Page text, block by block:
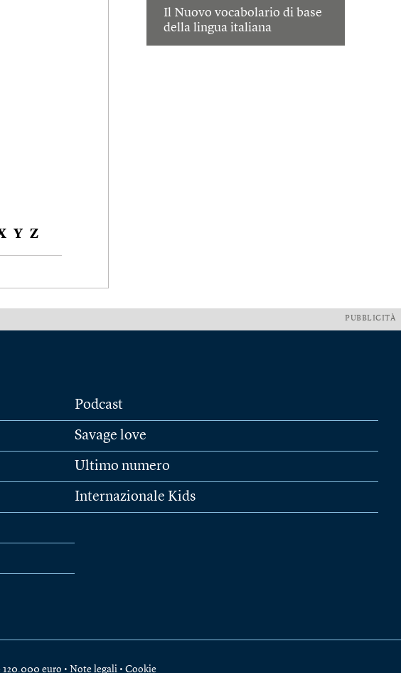
Il Nuovo vocabolario di base
della lingua italiana
Y Z
PUBBLICITÀ
Podcast
Savage love
Ultimo numero
Internazionale Kids
euro • Note legali • Cookie